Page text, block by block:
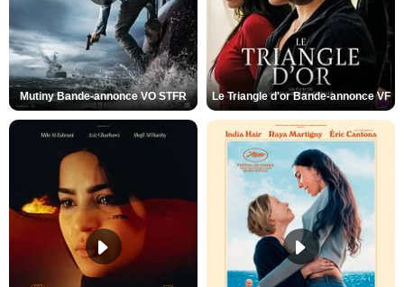
Mutiny Bande-annonce VO STFR Le Triangle d'or Bande-annonce VF